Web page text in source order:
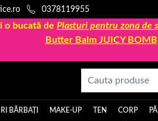
0378119955
o bucată de Plasturi pentru zona de
Butter Balm JUICY BOMB
BĂRBAȚI MAKE-UP TEN CORP